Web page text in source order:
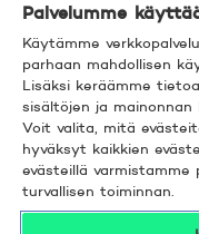
Saavutettavuus
Hyödyllistä tietää
© 2026 POP
ESPOO
Palvelumme
Käytämme
parhaan mahdollisen
Lisäksi keräämme
sisältöjen ja mainonnan
Voit valita, mitä
hyväksyt kaikkien
evästeillä varmistamme
turvallisen toiminnan.